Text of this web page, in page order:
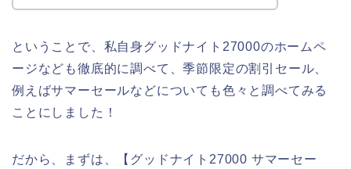
ということで、私自身グッドナイト27000のホームペ
ージなども徹底的に調べて、季節限定の割引セール、
例えばサマーセールなどについても色々と調べてみる
ことにしました！
だから、まずは、【グッドナイト27000 サマーセー